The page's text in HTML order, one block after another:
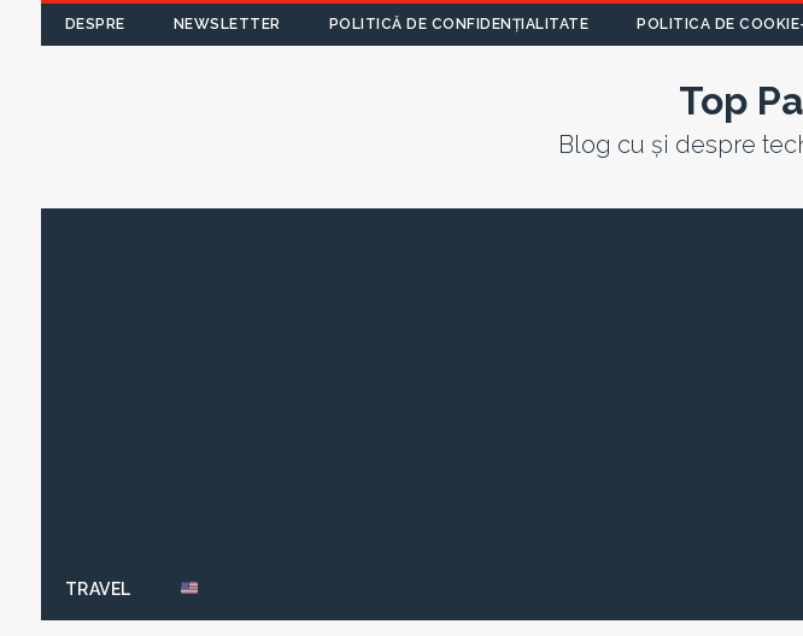
DESPRE NEWSLETTER POLITICĂ DE CONFIDENȚIALITATE POLITICA DE
Top
Blog cu și despre
TRAVEL